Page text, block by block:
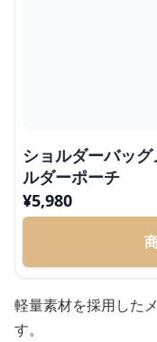
ショルダーバッ
ルダーポーチ
¥5,980
軽量素材を採用した
す。